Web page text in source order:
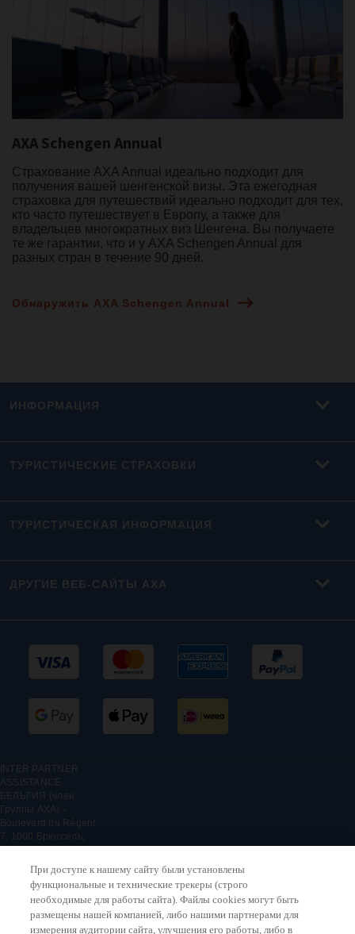
AXA Schengen Annual
Страхование AXA Annual идеально подходит для
получения вашей шенгенской визы. Эта ежегодная
страховка для путешествий идеально подходит для тех,
кто часто путешествует в Европу, а также для
владельцев многократных виз Шенгена. Вы получаете
те же гарантии, что и у AXA Schengen Annual для
разных стран в течение 90 дней.
Обнаружить AXA Schengen Annual
ИНФОРМАЦИЯ
ТУРИСТИЧЕСКИЕ СТРАХОВКИ
ТУРИСТИЧЕСКАЯ ИНФОРМАЦИЯ
ДРУГИЕ ВЕБ-САЙТЫ AXA
INTER PARTNER
ASSISTANCE
БЕЛЬГИЯ (член
Группы AXA) -
Boulevard du Régent
7, 1000 Брюссель,
Бельгийский филиал
INTER PARTNER
ASSISTANCE SA,
страховая
компания,
зарегистрированная
При доступе к нашему сайту были установлены
функциональные и технические трекеры (строго
необходимые для работы сайта). Файлы cookies могут быть
размещены нашей компанией, либо нашими партнерами для
измерения аудитории сайта, улучшения его работы, либо в